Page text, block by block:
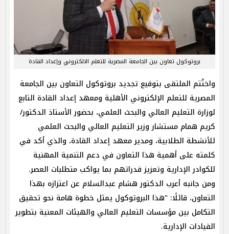
بروتوكول تعاون بين الجامعة المصرية للتعلم الالكتروني وإعداد القادة
واختُتم الملتقى بتوقيع تجديد بروتوكول التعاون بين الجامعة
المصرية للتعلم الإلكتروني الأهلية ومعهد إعداد القادة التابع
لوزارة التعليم العالي والبحث العلمي، بحضور الأستاذ الدكتور/
كريم همام مستشار وزير التعليم العالي والبحث العلمي
للأنشطة الطلابية، ومدير معهد إعداد القادة، والذي أكد في
كلمته على أهمية هذا التعاون في دعم التنمية المهنية
للكوادر الإدارية وتعزيز قدراتهم بما يواكب متطلبات العصر.
ومن جانبه أعرب الدكتور هشام عبدالسلام عن اعتزازه بهذا
التعاون، قائلًا: "هذا البروتوكول يمثل خطوة هامة نحو تحقيق
التكامل بين مؤسسات التعليم العالي والهيئات المعنية بتطوير
القيادات الإدارية.